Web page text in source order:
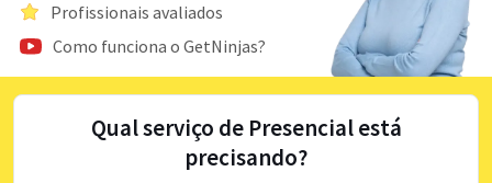
Profissionais avaliados
Como funciona o GetNinjas?
Qual serviço de Presencial está
precisando?